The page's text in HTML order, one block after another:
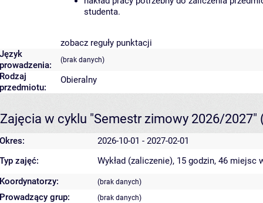
studenta.
zobacz reguły punktacji
Język
prowadzenia:
(brak danych)
Rodzaj
przedmiotu:
Obieralny
Zajęcia w cyklu "Semestr zimowy 2026/2027"
Okres:
2026-10-01 - 2027-02-01
Typ zajęć:
Wykład (zaliczenie), 15 godzin, 46 miejsc
Koordynatorzy:
(brak danych)
Prowadzący grup: (brak danych)